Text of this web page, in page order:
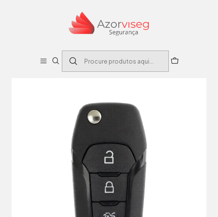
Caixas Comandos Automóvel
CAIXA SUBSTITUIÇÃO AUTO 3 BOTÕES